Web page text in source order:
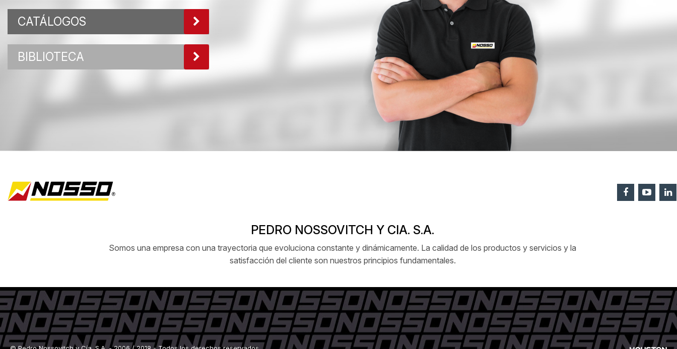
CATÁLOGOS
BIBLIOTECA
PEDRO NOSSOVITCH Y CIA. S.A.
Somos una empresa con una trayectoria que evoluciona constante y dinámicamente. La calidad de los productos y servicios y la
satisfacción del cliente son nuestros principios fundamentales.